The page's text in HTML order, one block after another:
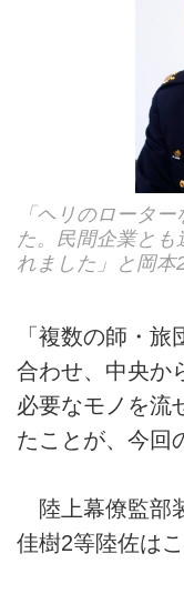
「ヘリのロータ
た。民間企業と
れました」と岡本
「複数の師・
合わせ、中央か
必要なモノを流
たことが、今回
陸上幕僚監部
佳樹2等陸佐は